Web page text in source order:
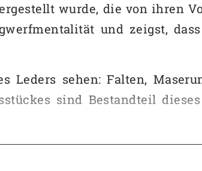
wurde, die von ihren
und zeigst,
Leders sehen: Falten,
sind Bestandteil
verstellbaren